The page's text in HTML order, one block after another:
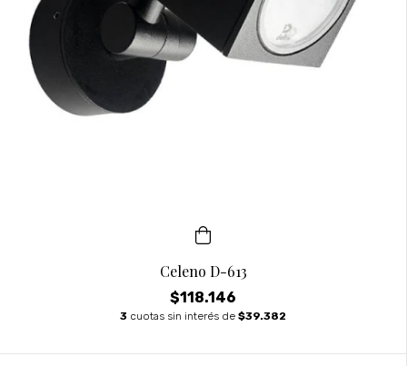
Celeno D-613
$118.146
3 cuotas sin interés de $39.382